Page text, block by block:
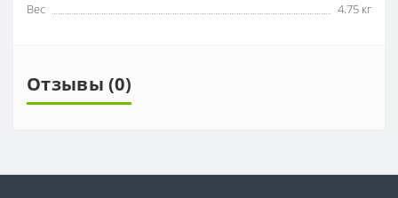
Вес
4.75 кг
Отзывы (0)